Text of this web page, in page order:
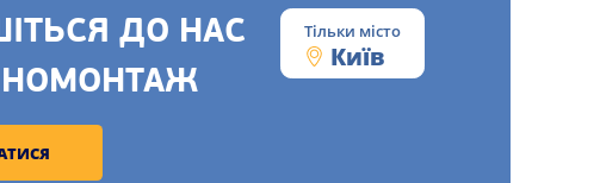
ДО НАС
Тільки місто
Київ